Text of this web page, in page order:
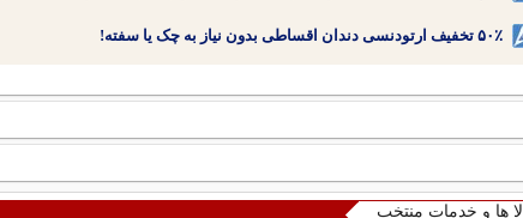
۵۰٪ تخفیف ارتودنسی دندان اقساطی بدون نیاز به چک یا سفته!
ها و خدمات منتخب